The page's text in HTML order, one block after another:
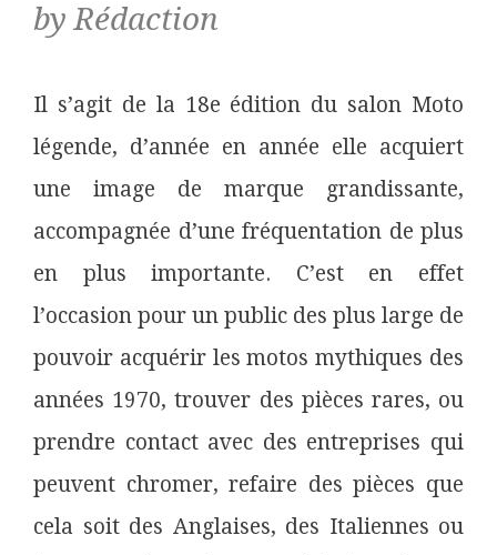
by Rédaction
Il s’agit de la 18e édition du salon Moto
légende, d’année en année elle acquiert
une image de marque grandissante,
accompagnée d’une fréquentation de plus
en plus importante. C’est en effet
l’occasion pour un public des plus large de
pouvoir acquérir les motos mythiques des
années 1970, trouver des pièces rares, ou
prendre contact avec des entreprises qui
peuvent chromer, refaire des pièces que
cela soit des Anglaises, des Italiennes ou